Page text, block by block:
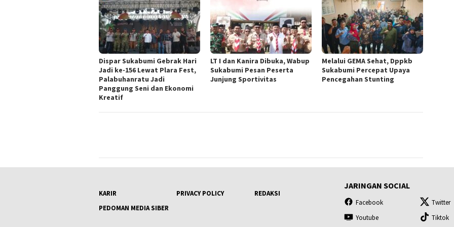
Dispar Sukabumi Gebrak Hari
Jadi ke-156 Lewat Plara Fest,
Palabuhanratu Jadi
Panggung Seni dan Ekonomi
Kreatif
LT I dan Kanira Dibuka, Wabup
Sukabumi Pesan Peserta
Junjung Sportivitas
Melalui GEMA Sehat, Dppkb
Sukabumi Percepat Upaya
Pencegahan Stunting
KARIR PRIVACY POLICY
REDAKSI
PEDOMAN MEDIA SIBER
JARINGAN SOCIAL
Facebook Twitter
Youtube
Tiktok